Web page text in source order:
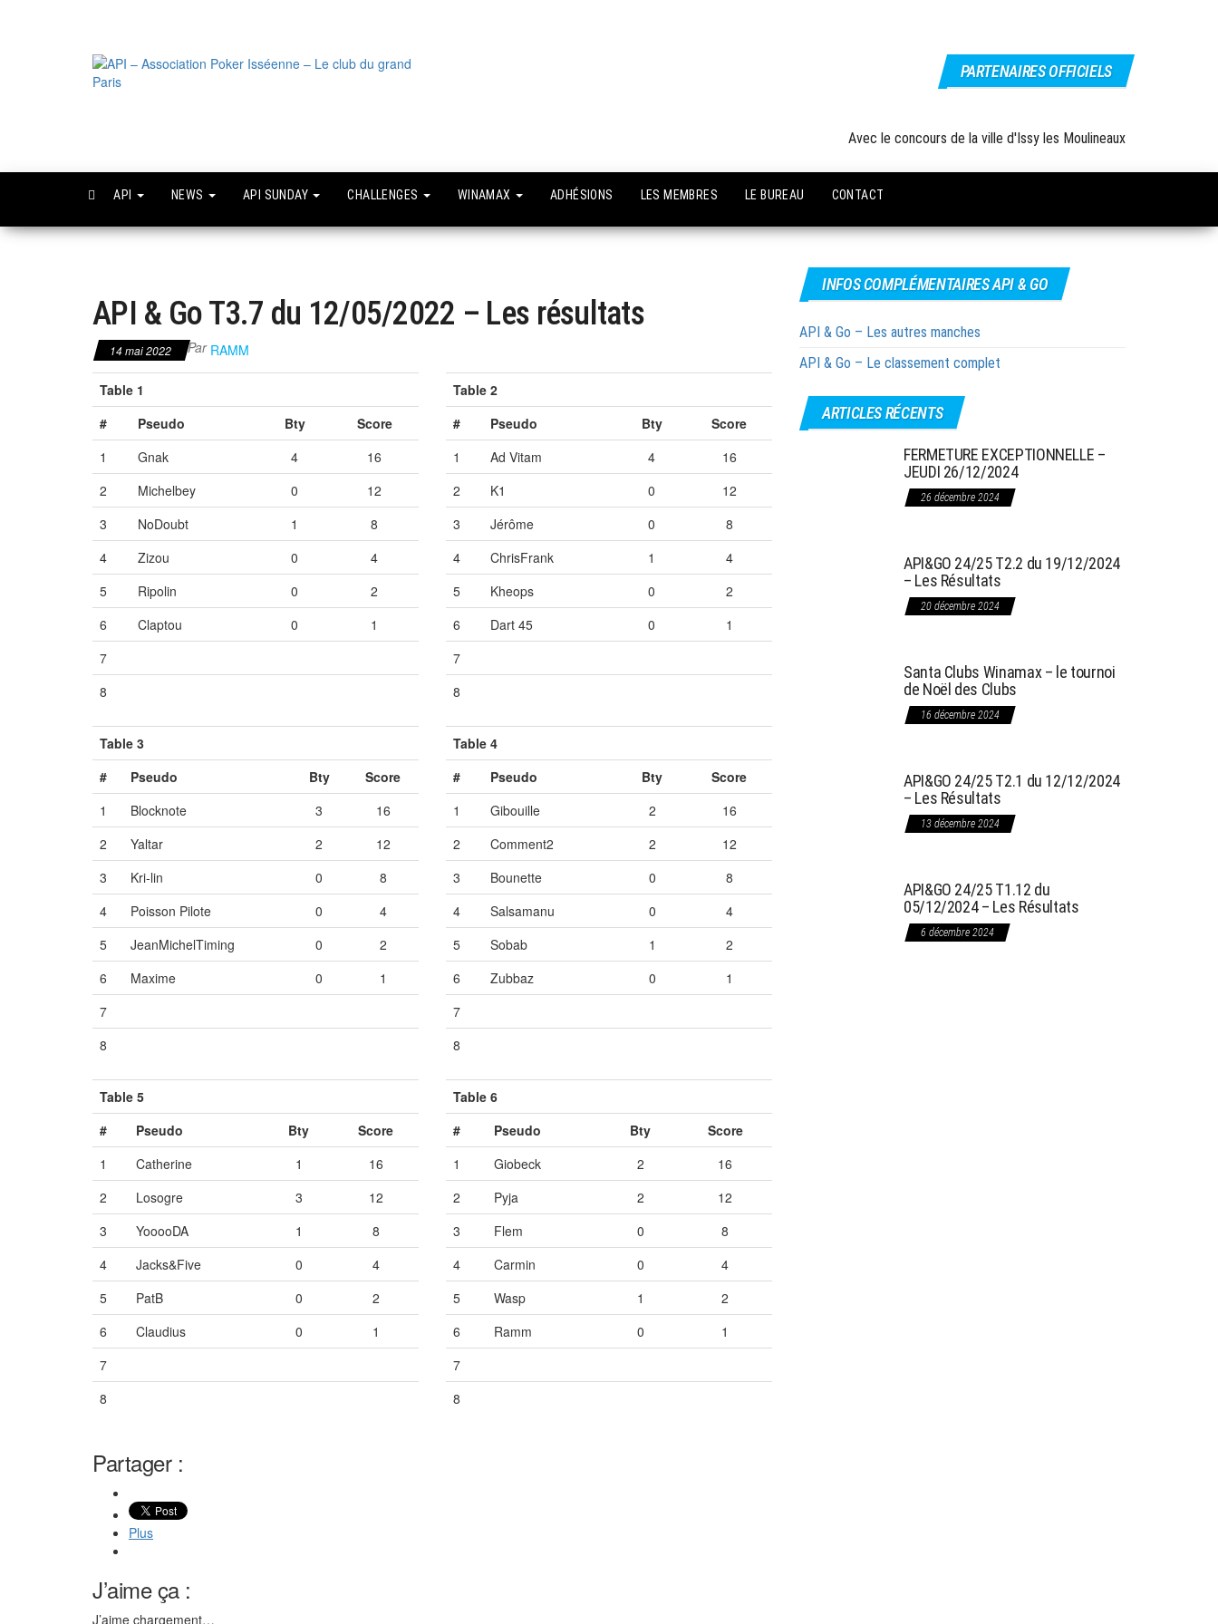
Le club du
PARTENAIRES OFFICIELS
Avec le concours de la ville d'Issy les Moulineaux
API NEWS API SUNDAY CHALLENGES WINAMAX ADHÉSIONS LES MEMBRES LE BUREAU CONTACT
API & Go T3.7 du 12/05/2022 – Les résultats
14 mai 2022 Par RAMM
Table 1
#
Pseudo Bty
Score
1
Gnak 4
16
2
Michelbey 0
12
3
NoDoubt 1
8
4
Zizou 0
4
5
Ripolin 0
2
6
Claptou 0
1
7
8
Table 2
#
Pseudo Bty
Score
1
Ad Vitam 4
16
2
K1 0
12
3
Jérôme 0
8
4
ChrisFrank 1
4
5
Kheops 0
2
6
Dart 45 0
1
7
8
Table 3
#
Pseudo Bty
Score
1
Blocknote 3
16
2
Yaltar 2
12
3
Kri-lin 0
8
4
Poisson Pilote 0
4
5
JeanMichelTiming 0
2
6
Maxime 0
1
7
8
Table 4
#
Pseudo Bty
Score
1
Gibouille 2
16
2
Comment2 2
12
3
Bounette 0
8
4
Salsamanu 0
4
5
Sobab 1
2
6
Zubbaz 0
1
7
8
Table 5
#
Pseudo Bty
Score
1
Catherine 1
16
2
Losogre 3
12
3
YooooDA 1
8
4
Jacks&Five 0
4
5
PatB 0
2
6
Claudius 0
1
7
8
Table 6
#
Pseudo Bty
Score
1
Giobeck 2
16
2
Pyja 2
12
3
Flem 0
8
4
Carmin 0
4
5
Wasp 1
2
6
Ramm 0
1
7
8
Partager :
Plus
J’aime ça :
J’aime chargement…
INFOS COMPLÉMENTAIRES API & GO
API & Go – Les autres manches
API & Go – Le classement complet
ARTICLES RÉCENTS
FERMETURE EXCEPTIONNELLE –
JEUDI 26/12/2024
26 décembre 2024
API&GO 24/25 T2.2 du 19/12/2024
– Les Résultats
20 décembre 2024
Santa Clubs Winamax – le tournoi
de Noël des Clubs
16 décembre 2024
API&GO 24/25 T2.1 du 12/12/2024
– Les Résultats
13 décembre 2024
API&GO 24/25 T1.12 du
05/12/2024 – Les Résultats
6 décembre 2024